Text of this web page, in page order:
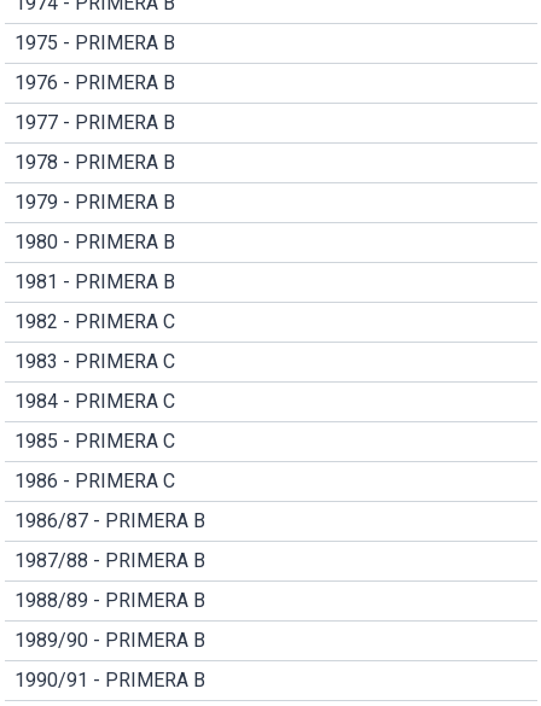
1975 - PRIMERA B
1976 - PRIMERA B
1977 - PRIMERA B
1978 - PRIMERA B
1979 - PRIMERA B
1980 - PRIMERA B
1981 - PRIMERA B
1982 - PRIMERA C
1983 - PRIMERA C
1984 - PRIMERA C
1985 - PRIMERA C
1986 - PRIMERA C
1986/87 - PRIMERA B
1987/88 - PRIMERA B
1988/89 - PRIMERA B
1989/90 - PRIMERA B
1990/91 - PRIMERA B